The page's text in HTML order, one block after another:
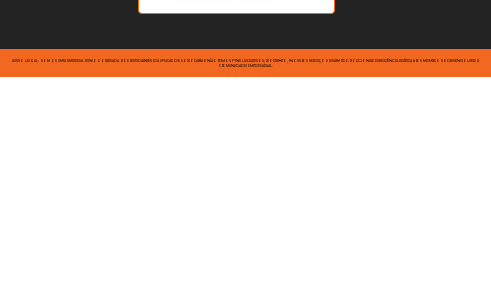
AVISO LEGAL: SOMOS UMA EMPRESA JÚNIOR OPERADA POR ESTUDANTES DA UFSCAR DE SOROCABA E NÃO TEMOS FINS LUCRATIVOS; PORTANTO, NOSSOS SERVIÇOS VISAM PROPORCIONAR EXPERIÊNCIA PRÁTICA AOS MEMBROS E DESENVOLVER A
COMUNIDADE EMPRESARIAL.